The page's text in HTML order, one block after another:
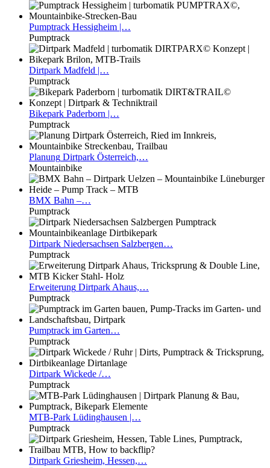
Pumptrack Hessigheim |…
Pumptrack
Dirtpark Madfeld |…
Pumptrack
Bikepark Paderborn |…
Pumptrack
Planung Dirtpark Österreich,…
Mountainbike
BMX Bahn –…
Pumptrack
Dirtpark Niedersachsen Salzbergen…
Pumptrack
Erweiterung Dirtpark Ahaus,…
Pumptrack
Pumptrack im Garten…
Pumptrack
Dirtpark Wickede /…
Pumptrack
MTB-Park Lüdinghausen |…
Pumptrack
Dirtpark Griesheim, Hessen,…